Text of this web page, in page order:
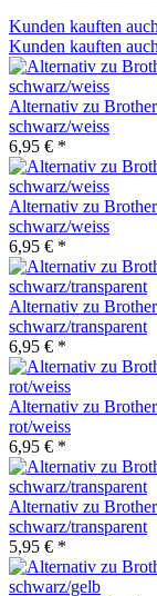
Kunden kauften auch
Kunden kauften auch
Alternativ zu
schwarz/weiss
6,95 € *
Alternativ zu
schwarz/weiss
6,95 € *
Alternativ zu
schwarz/transparent
6,95 € *
Alternativ zu
rot/weiss
6,95 € *
Alternativ zu
schwarz/transparent
5,95 € *